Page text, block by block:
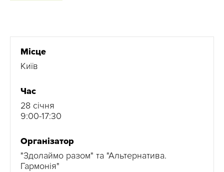
Місце
Київ
Час
28 січня
9:00-17:30
Організатор
"Здолаймо разом" та "Альтернатива.
Гармонія"